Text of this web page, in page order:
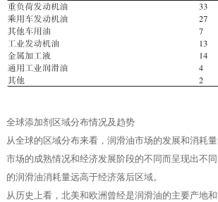
全球添加剂区域分布情况及趋势
从全球的区域分布来看，润滑油市场的发展和消耗
市场的成熟情况和经济发展阶段的不同而呈现出不
的润滑油消耗量远高于经济落后区域。
从历史上看，北美和欧洲曾经是润滑油的主要产地